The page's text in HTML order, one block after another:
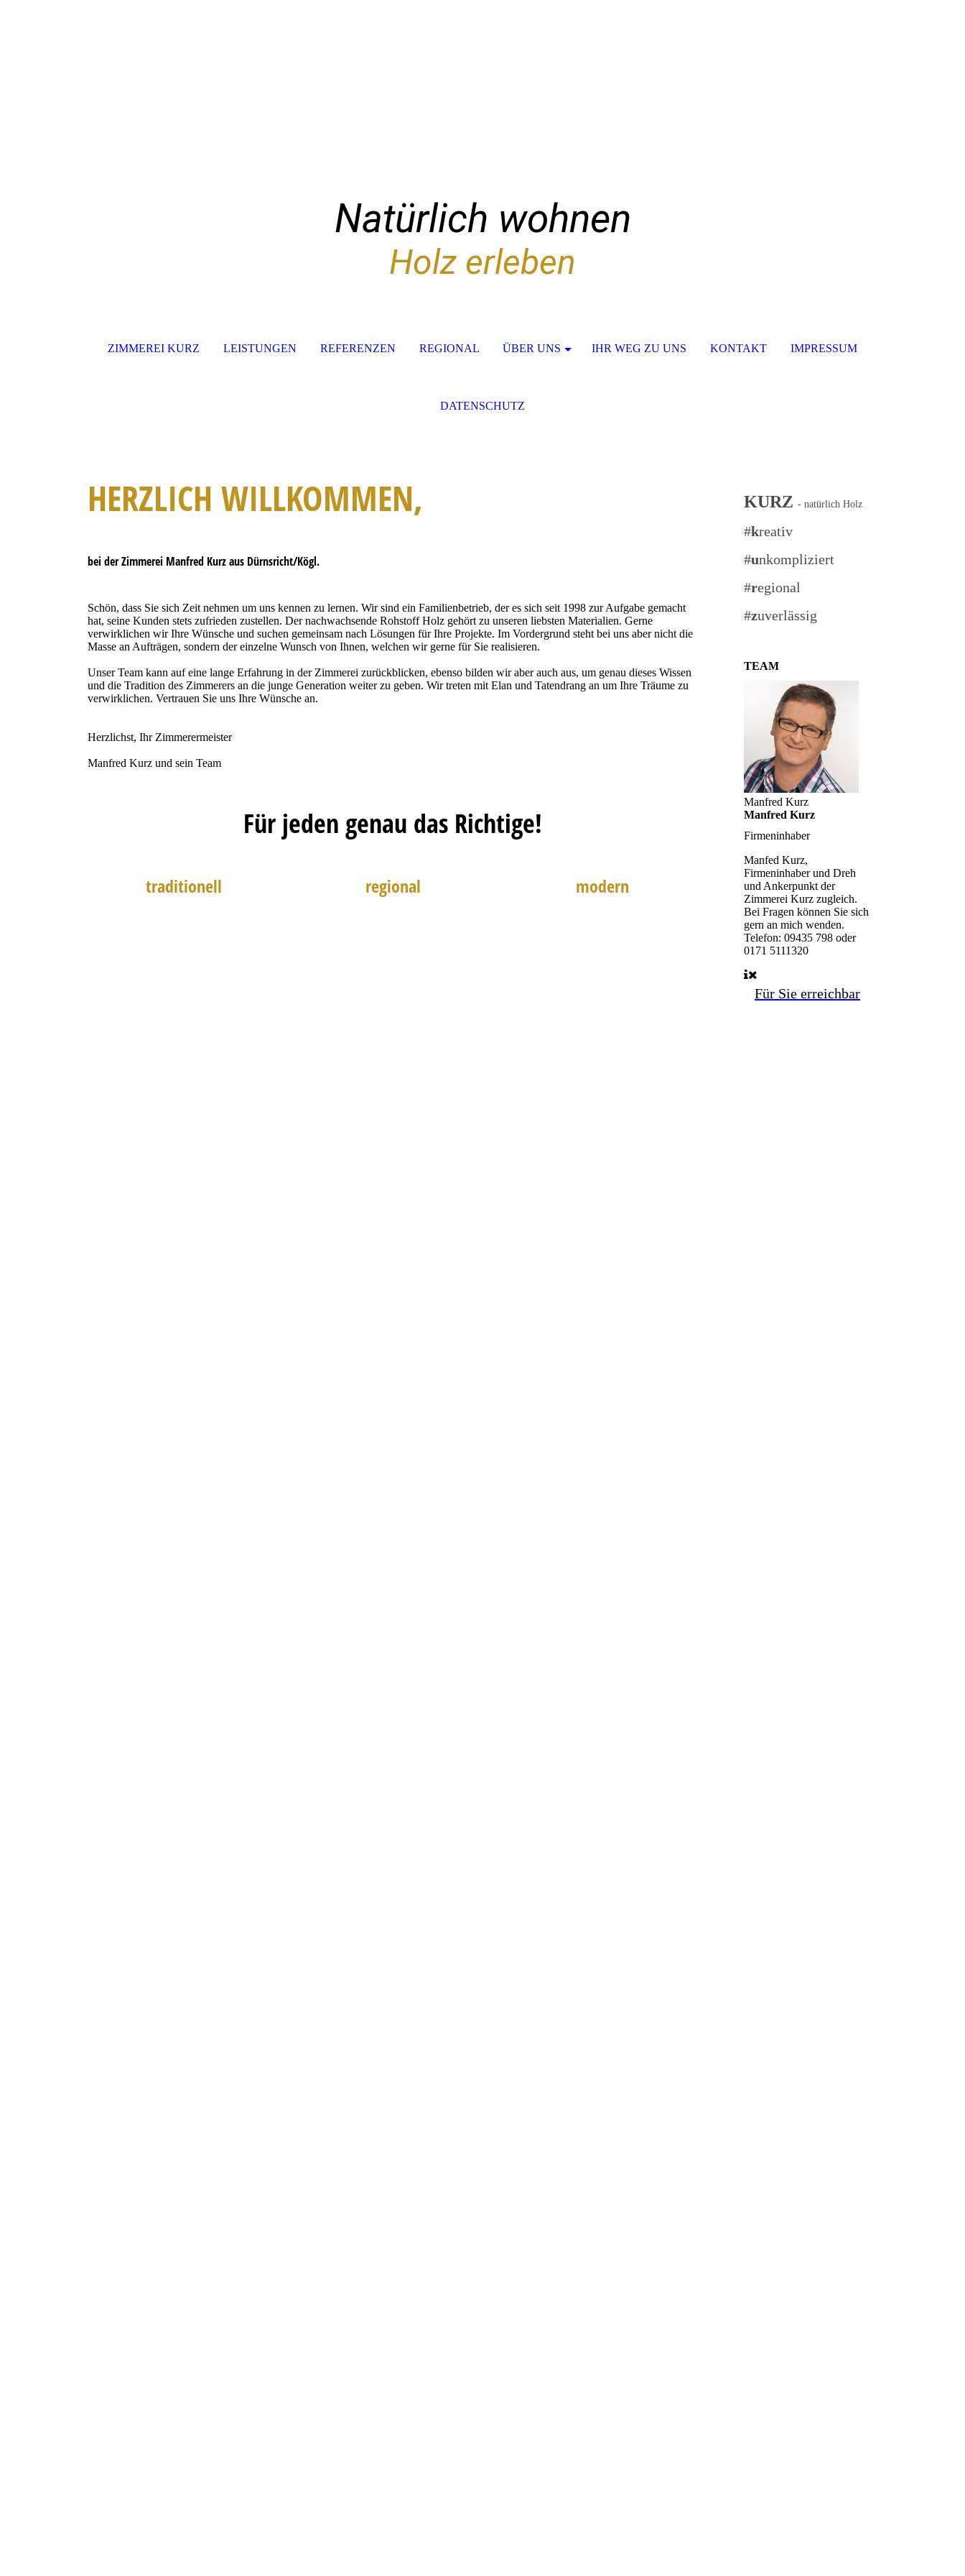
Natürlich wohnen
Holz erleben
ZIMMEREI KURZ LEISTUNGEN REFERENZEN REGIONAL ÜBER UNS IHR WEG ZU UNS KONTAKT IMPRESSUM
DATENSCHUTZ
HERZLICH WILLKOMMEN,
bei der Zimmerei Manfred Kurz aus Dürnsricht/Kögl.
Schön, dass Sie sich Zeit nehmen um uns kennen zu lernen. Wir sind ein Familienbetrieb, der es sich seit 1998 zur Aufgabe gemacht
hat, seine Kunden stets zufrieden zustellen. Der nachwachsende Rohstoff Holz gehört zu unseren liebsten Materialien. Gerne
verwirklichen wir Ihre Wünsche und suchen gemeinsam nach Lösungen für Ihre Projekte. Im Vordergrund steht bei uns aber nicht die
Masse an Aufträgen, sondern der einzelne Wunsch von Ihnen, welchen wir gerne für Sie realisieren.
Unser Team kann auf eine lange Erfahrung in der Zimmerei zurückblicken, ebenso bilden wir aber auch aus, um genau dieses Wissen
und die Tradition des Zimmerers an die junge Generation weiter zu geben. Wir treten mit Elan und Tatendrang an um Ihre Träume zu
verwirklichen. Vertrauen Sie uns Ihre Wünsche an.
Herzlichst, Ihr Zimmerermeister
Manfred Kurz und sein Team
Für jeden genau das Richtige!
traditionell regional modern
KURZ - natürlich Holz
#kreativ
#unkompliziert
#regional
#zuverlässig
TEAM
Manfred Kurz
Manfred Kurz
Firmeninhaber
Manfed Kurz,
Firmeninhaber und Dreh
und Ankerpunkt der
Zimmerei Kurz zugleich.
Bei Fragen können Sie sich
gern an mich wenden.
Telefon: 09435 798 oder
0171 5111320
Für Sie erreichbar